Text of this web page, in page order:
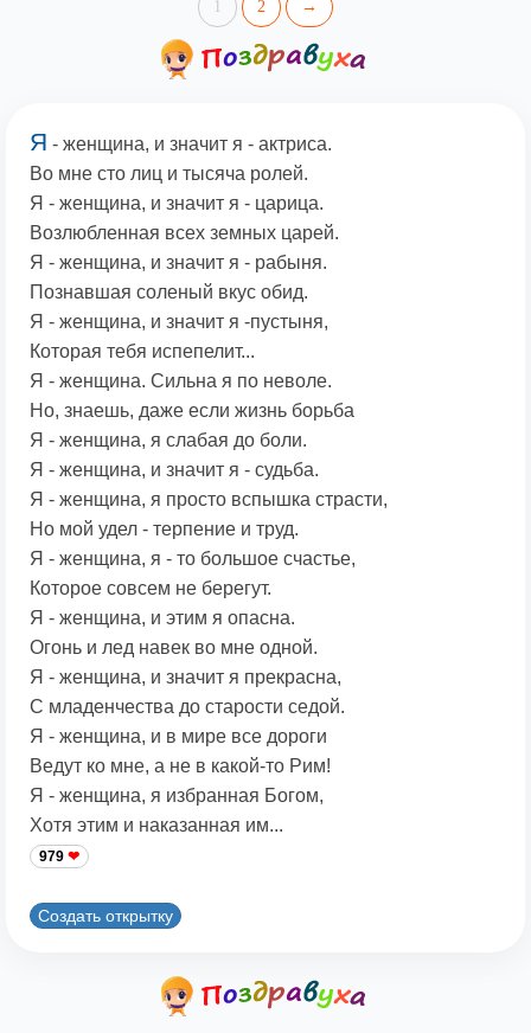
1 2 →
Я - женщина, и значит я - актриса.
Во мне сто лиц и тысяча ролей.
Я - женщина, и значит я - царица.
Возлюбленная всех земных царей.
Я - женщина, и значит я - рабыня.
Познавшая соленый вкус обид.
Я - женщина, и значит я -пустыня,
Которая тебя испепелит...
Я - женщина. Сильна я по неволе.
Но, знаешь, даже если жизнь борьба
Я - женщина, я слабая до боли.
Я - женщина, и значит я - судьба.
Я - женщина, я просто вспышка страсти,
Но мой удел - терпение и труд.
Я - женщина, я - то большое счастье,
Которое совсем не берегут.
Я - женщина, и этим я опасна.
Огонь и лед навек во мне одной.
Я - женщина, и значит я прекрасна,
С младенчества до старости седой.
Я - женщина, и в мире все дороги
Ведут ко мне, а не в какой-то Рим!
Я - женщина, я избранная Богом,
Хотя этим и наказанная им...
979
Создать открытку